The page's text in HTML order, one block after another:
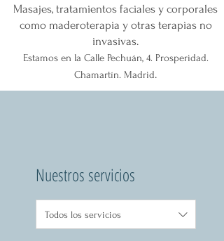
Masajes, tratamientos faciales y corporales
como maderoterapia y otras terapias no
invasivas.
Estamos en la Calle Pechuán, 4. Prosperidad.
Chamartín. Madrid.
Nuestros servicios
Todos los servicios